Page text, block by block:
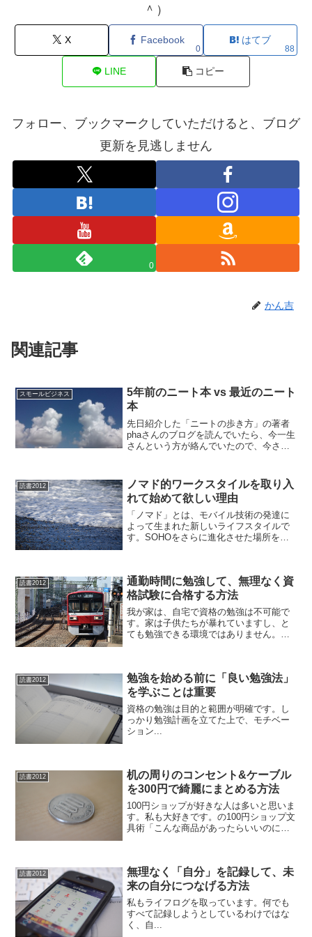
＾）
X Facebook
0
はてブ
88
LINE コピー
フォロー、ブックマークしていただけると、ブログ
更新を見逃しません
0
かん吉
関連記事
スモールビジネス
5年前のニート本 vs 最近のニート
本
先日紹介した「ニートの歩き方」の著者
phaさんのブログを読んでいたら、今一生
さんという方が絡んでいたので、今さん
―「脱・雇用」時代の若者たち ニートの
歩き方 ――お金...
読書2012
ノマド的ワークスタイルを取り入
れて始めて欲しい理由
「ノマド」とは、モバイル技術の発達に
よって生まれた新しいライフスタイルで
す。SOHOをさらに進化させた場所を問
きな場所に住んで自由...
読書2012
通勤時間に勉強して、無理なく資
格試験に合格する方法
我が家は、自宅で資格の勉強は不可能で
す。家は子供たちが暴れていますし、と
ても勉強できる環境ではありません。毎
指している人は、ぜひ...
読書2012
勉強を始める前に「良い勉強法」
を学ぶことは重要
資格の勉強は目的と範囲が明確です。し
っかり勉強計画を立てた上で、モチベー
ション...
読書2012
机の周りのコンセント&ケーブル
を300円で綺麗にまとめる方法
100円ショップが好きな人は多いと思いま
す。私も大好きです。の100円ショップ文
具術「こんな商品があったらいいのに」
て、安いお金で...
読書2012
無理なく「自分」を記録して、未
来の自分につなげる方法
私もライフログを取っています。何でも
すべて記録しようとしているわけではな
く、自...